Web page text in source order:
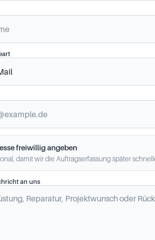
freiwillig angeben
damit wir die Auftragserfassung später
an uns